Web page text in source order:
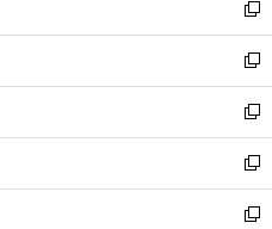
く
で
開
く
ド
ウ
で
開
く
ィ
ン
ド
ウ
で
開
く
い
ウ
ィ
ン
ド
ウ
で
開
く
新
し
い
ウ
ィ
ン
ド
ウ
で
新
し
い
ウ
ィ
ン
ド
新
し
い
ウ
ィ
新
し
い
新